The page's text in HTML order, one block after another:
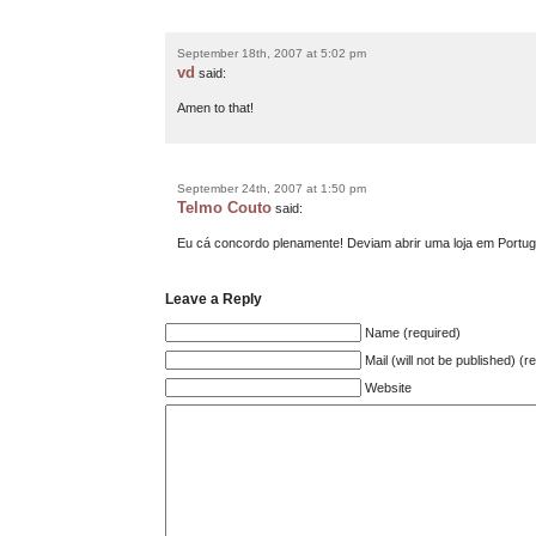
September 18th, 2007 at 5:02 pm
vd said:
Amen to that!
September 24th, 2007 at 1:50 pm
Telmo Coutosaid:
Eu cá concordo plenamente! Deviam abrir uma loja em
Leave a Reply
Name (required)
Mail (will not be published)
Website